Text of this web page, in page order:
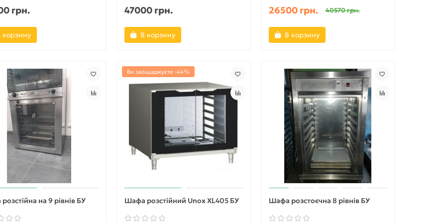
грн.
корзину
47000 грн.
В корзину
26500 грн. 40570 грн.
В корзину
на 9 рівнів БУ
Ви заощаджуєте -44%
Шафа розстійний Unox XL405 БУ Шафа розстоєчна 8 рівнів БУ